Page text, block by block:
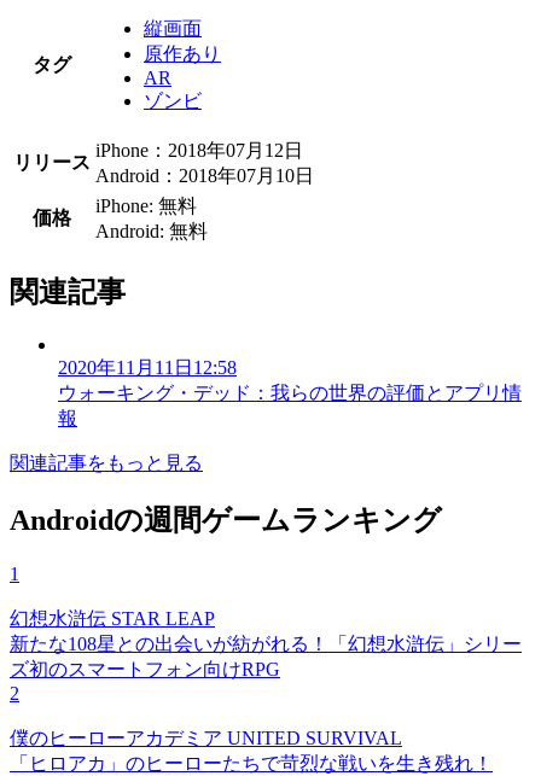
タグ
縦画面
原作あり
AR
ゾンビ
リリース
iPhone：2018年07月12日
Android：2018年07月10日
価格
iPhone: 無料
Android: 無料
関連記事
2020年11月11日12:58
ウォーキング・デッド：我らの世界の評価とアプリ情
報
関連記事をもっと見る
Androidの週間ゲームランキング
1
幻想水滸伝 STAR LEAP
新たな108星との出会いが紡がれる！「幻想水滸伝」シリー
ズ初のスマートフォン向けRPG
2
僕のヒーローアカデミア UNITED SURVIVAL
「ヒロアカ」のヒーローたちで苛烈な戦いを生き残れ！